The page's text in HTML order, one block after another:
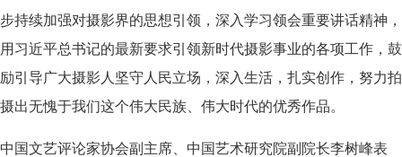
步持续加强对摄影界的思想引领，深入学习领会重要讲话精神，
用习近平总书记的最新要求引领新时代摄影事业的各项工作，鼓
励引导广大摄影人坚守人民立场，深入生活，扎实创作，努力拍
摄出无愧于我们这个伟大民族、伟大时代的优秀作品。
中国文艺评论家协会副主席、中国艺术研究院副院长李树峰表